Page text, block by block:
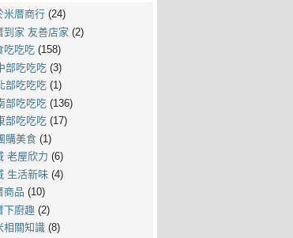
米厝商行 (24)
到家 友善店家 (2)
吃吃吃 (158)
部吃吃吃 (3)
部吃吃吃 (1)
部吃吃吃 (136)
部吃吃吃 (17)
購美食 (1)
老屋欣力 (6)
生活新味 (4)
商品 (10)
下廚趣 (2)
相關知識 (8)